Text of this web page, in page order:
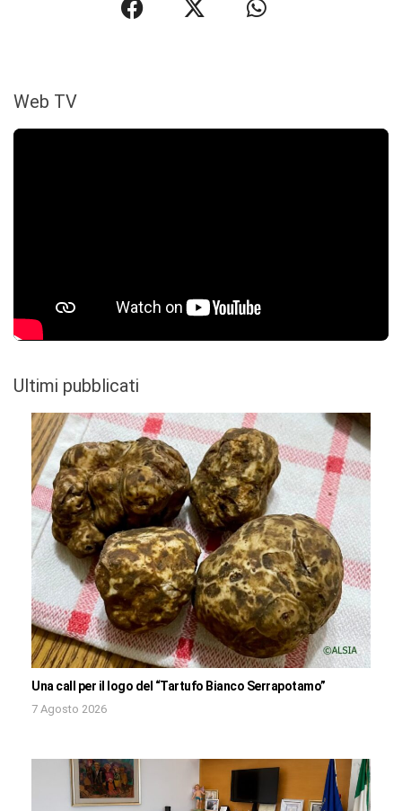
Web TV
Ultimi pubblicati
Una call per il logo del “Tartufo Bianco Serrapotamo”
7 Agosto 2026